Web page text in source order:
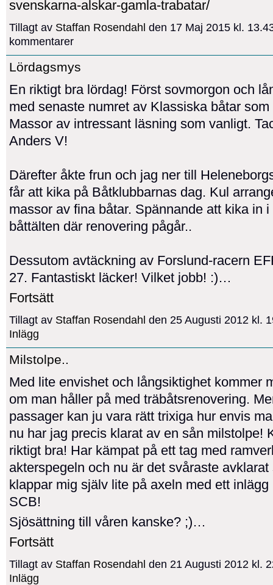
svenskarna-alskar-gamla-trabatar/
Tillagt av Staffan Rosendahl den 17 Maj 2015 kl.
kommentarer
Lördagsmys
En riktigt bra lördag! Först sovmorgon och
med senaste numret av Klassiska båtar som
Massor av intressant läsning som vanligt.
Anders V!
Därefter åkte frun och jag ner till
får att kika på Båtklubbarnas dag. Kul
massor av fina båtar. Spännande att kika in
båttälten där renovering pågår..
Dessutom avtäckning av Forslund-racern
27. Fantastiskt läcker! Vilket jobb! :)…
Fortsätt
Tillagt av Staffan Rosendahl den 25 Augusti 2012 kl.
Inlägg
Milstolpe..
Med lite envishet och långsiktighet kommer
om man håller på med träbåtsrenovering.
passager kan ju vara rätt trixiga hur envis
nu har jag precis klarat av en sån milstolpe!
riktigt bra! Har kämpat på ett tag med
akterspegeln och nu är det svåraste avklarat
klappar mig själv lite på axeln med ett inlägg
SCB!
Sjösättning till våren kanske? ;)…
Fortsätt
Tillagt av Staffan Rosendahl den 21 Augusti 2012 kl.
Inlägg